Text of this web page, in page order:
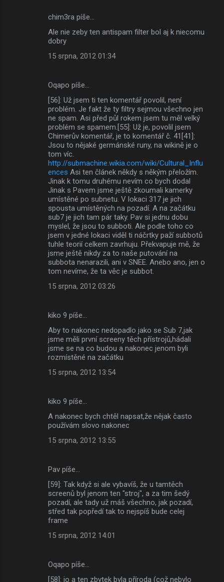
chim3ra píše…
Ale nie zeby ten antispam filter bol aj k niecomu
dobry
15 srpna, 2012 01:34
Oqapo píše…
[56]: Už jsem ti ten komentář povolil, není
problém. Je fakt že ty filtry sejmou všechno jen
ne spam. Asi před půl rokem jsem tu měl velký
problém se spamem.[55]: Už je, povolil jsem
Chimerův komentář, je to komentář č. 41[41]:
Jsou to nějaké germánské runy, na wikině je o
tom víc.
http://submachine.wikia.com/wiki/Cultural_Influ
ences Asi ten článek někdy s někým přeložím.
Jinak k tomu druhému nevím co bych dodal
Jinak s Pavem jsme ještě zkoumali kamerky
umístěné po subnetu. V lokaci 317 je jich
spousta umístěných na pozadí. A na začátku
sub7 je jich tam pár taky. Pav si jednu dobu
myslel, že jsou to subboti. Ale podle toho co
jsem v jedné lokaci viděl ti náčrtky paží subbotů
tuhle teorií celkem zavrhuju. Překvapuje mě, že
jsme ještě nikdy za to naše putování na
subbota nenarazili, ani v SNEE. Anebo ano, jen o
tom nevíme, že ta věc je subbot.
15 srpna, 2012 03:26
kiko 9 píše…
Aby to nakonec nedopadlo jako se Sub 7,jak
jsme měli první screeny těch přístrojů,hádali
jsme se na co budou a nakonec jenom byli
rozmístěné na začátku
15 srpna, 2012 13:54
kiko 9 píše…
A nakonec bych chtěl napsat,že nějak často
používám slovo nakonec
15 srpna, 2012 13:55
Pav píše…
[59]: Tak když si ale vybavíš, že u tamtěch
screenů byl jenom ten "stroj", a za tim šedý
pozadí, ale tady už máš všechno, jak pozadí,
střed tak popředí tak to nejspíš bude celej
frame
15 srpna, 2012 14:01
Oqapo píše…
[58]: jo a ten zbytek byla příroda (což nebylo